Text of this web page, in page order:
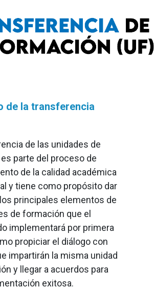
de la transferencia
de las unidades de
parte del proceso de
de la calidad académica
y tiene como propósito dar
principales elementos de
de formación que el
implementará por primera
propiciar el diálogo con
impartirán la misma unidad
y llegar a acuerdos para
exitosa.